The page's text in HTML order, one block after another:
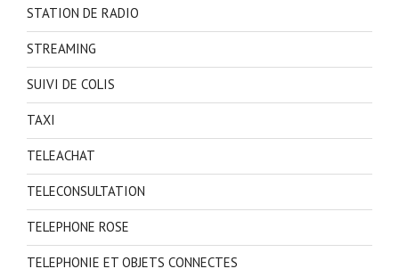
STATION DE RADIO
STREAMING
SUIVI DE COLIS
TAXI
TELEACHAT
TELECONSULTATION
TELEPHONE ROSE
TELEPHONIE ET OBJETS CONNECTES